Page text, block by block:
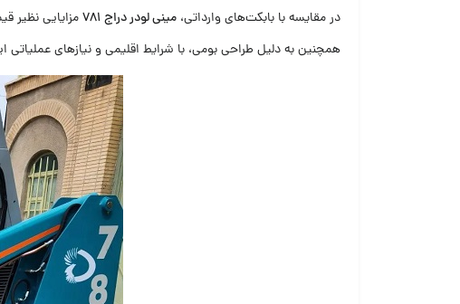
در مقایسه با بابکت‌های وارداتی، مینی لودر دراج ۷۸۱
مزایایی نظیر
همچنین به دلیل طراحی بومی، با شرایط اقلیمی و نیازهای عملیاتی